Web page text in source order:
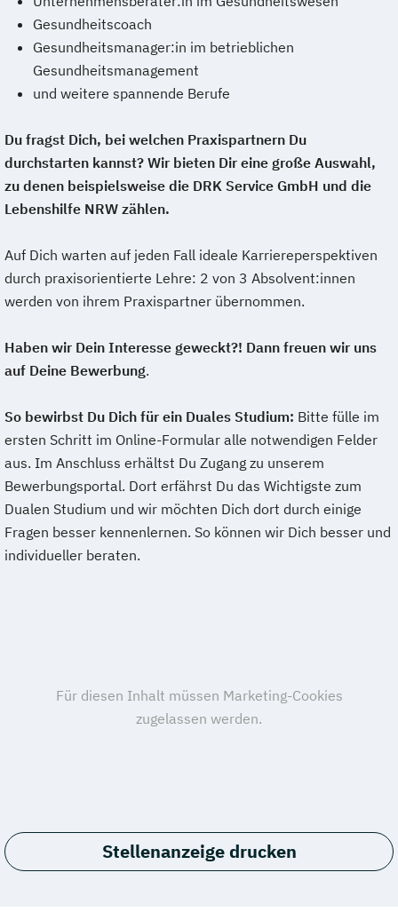
Gesundheitscoach
Gesundheitsmanager:in im betrieblichen
Gesundheitsmanagement
und weitere spannende Berufe
Du fragst Dich, bei welchen Praxispartnern Du
durchstarten kannst? Wir bieten Dir eine große Auswahl,
zu denen beispielsweise die DRK Service GmbH und die
Lebenshilfe NRW zählen.
Auf Dich warten auf jeden Fall ideale Karriereperspektiven
durch praxisorientierte Lehre: 2 von 3 Absolvent:innen
werden von ihrem Praxispartner übernommen.
Haben wir Dein Interesse geweckt?! Dann freuen wir uns
auf Deine Bewerbung.
So bewirbst Du Dich für ein Duales Studium: Bitte fülle im
ersten Schritt im Online-Formular alle notwendigen Felder
aus. Im Anschluss erhältst Du Zugang zu unserem
Bewerbungsportal. Dort erfährst Du das Wichtigste zum
Dualen Studium und wir möchten Dich dort durch einige
Fragen besser kennenlernen. So können wir Dich besser und
individueller beraten.
Stellenanzeige drucken